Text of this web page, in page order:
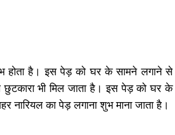
होता है। इस पेड़ को घर के सामने लगाने से
छुटकारा भी मिल जाता है। इस पेड़ को घर के
नारियल का पेड़ लगाना शुभ माना जाता है।